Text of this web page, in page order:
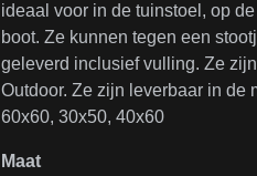
ideaal voor in de tuinstoel, op
boot. Ze kunnen tegen een
geleverd inclusief vulling. Ze
Outdoor. Ze zijn leverbaar in de
60x60, 30x50, 40x60
Maat